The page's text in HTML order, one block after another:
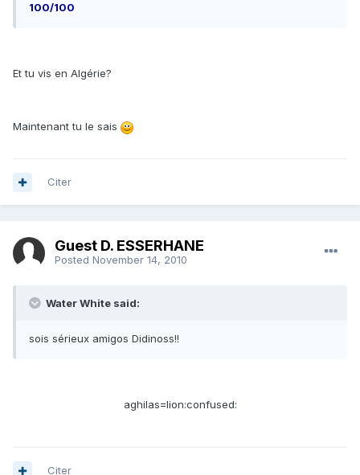
100/100
Et tu vis en Algérie?
Maintenant tu le sais
Citer
Guest D. ESSERHANE
Posted November 14, 2010
Water White said:
sois sérieux amigos Didinoss!!
aghilas=lion:confused:
Citer